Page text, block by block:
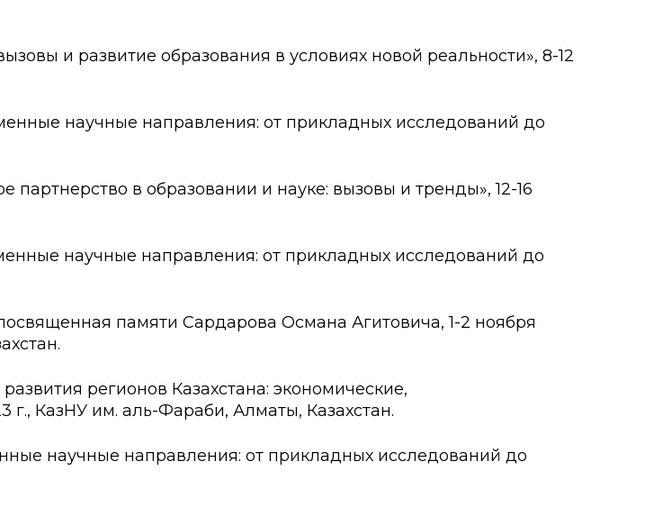
и развитие образования в условиях новой реальности», 8-12
научные направления: от прикладных исследований до
в образовании и науке: вызовы и тренды», 12-16
научные направления: от прикладных исследований до
памяти Сардарова Османа Агитовича, 1-2 ноября
регионов Казахстана: экономические,
г., КазНУ им. аль-Фараби, Алматы, Казахстан.
научные направления: от прикладных исследований до